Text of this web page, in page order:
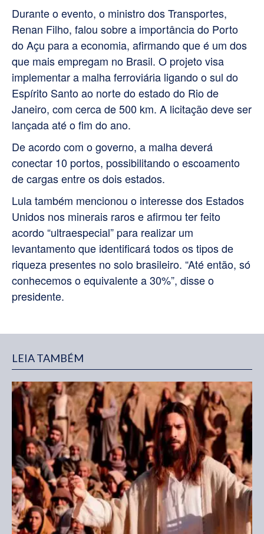
Durante o evento, o ministro dos Transportes,
Renan Filho, falou sobre a importância do Porto
do Açu para a economia, afirmando que é um dos
que mais empregam no Brasil. O projeto visa
implementar a malha ferroviária ligando o sul do
Espírito Santo ao norte do estado do Rio de
Janeiro, com cerca de 500 km. A licitação deve ser
lançada até o fim do ano.
De acordo com o governo, a malha deverá
conectar 10 portos, possibilitando o escoamento
de cargas entre os dois estados.
Lula também mencionou o interesse dos Estados
Unidos nos minerais raros e afirmou ter feito
acordo “ultraespecial” para realizar um
levantamento que identificará todos os tipos de
riqueza presentes no solo brasileiro. “Até então, só
conhecemos o equivalente a 30%”, disse o
presidente.
LEIA TAMBÉM